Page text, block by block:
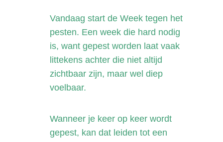
Vandaag start de Week tegen het
pesten. Een week die hard nodig
is, want gepest worden laat vaak
littekens achter die niet altijd
zichtbaar zijn, maar wel diep
voelbaar.
Wanneer je keer op keer wordt
gepest, kan dat leiden tot een